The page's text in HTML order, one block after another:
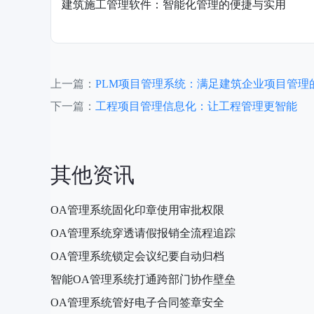
建筑施工管理软件：智能化管理的便捷与实用
上一篇： PLM项目管理系统：满足建筑企业项目管理
下一篇： 工程项目管理信息化：让工程管理更智能
其他资讯
OA管理系统固化印章使用审批权限
OA管理系统穿透请假报销全流程追踪
OA管理系统锁定会议纪要自动归档
智能OA管理系统打通跨部门协作壁垒
OA管理系统管好电子合同签章安全